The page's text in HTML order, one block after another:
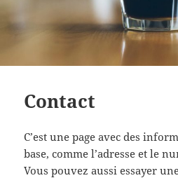
Contact
C’est une page avec des
base, comme l’adresse et le
Vous pouvez aussi essayer